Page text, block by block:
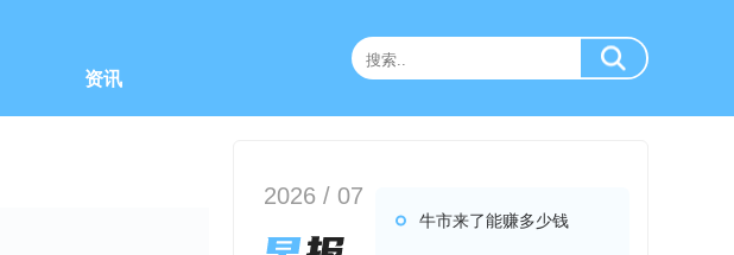
资讯
2026 / 07
牛市来了能赚多少钱